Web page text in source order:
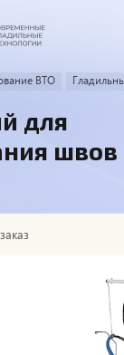
ВТО
для
швов